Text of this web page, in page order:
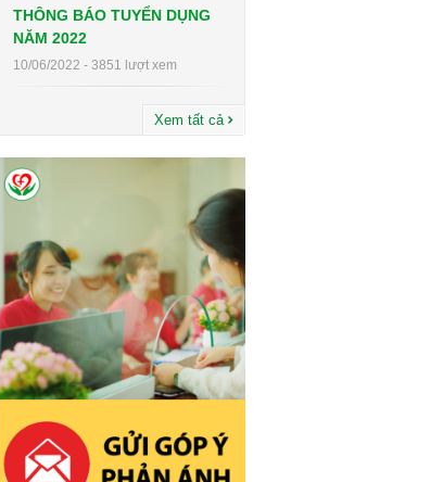
THÔNG BÁO TUYỂN DỤNG
NĂM 2022
10/06/2022 - 3851 lượt xem
Xem tất cả